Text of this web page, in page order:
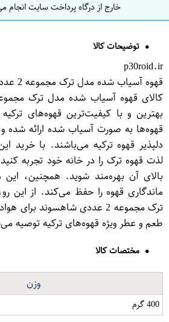
خارج از درگاه پرداخت سایت انجام
توضیحات کالا
p30roid.ir
قهوه آسیاب شده مدل ترک مجموعه 2 عددی شاهسوند
بهترین و با کیفیت‌ترین قهوه‌های
قهوه‌ها به صورت آسیاب شده ارائه
دلپذیر قهوه ترکیه می‌باشند. با خرید
لذت قهوه ترک را در خانه خود تجربه
بالای آن بهره‌مند شوید. همچنین،
ماندگاری قهوه را حفظ می‌کند. از این
ترک مجموعه 2 عددی شاهسوند
طعم و عطر ویژه قهوه‌های ترکیه توصیه
مختصات کالا
وزن
400 گرم